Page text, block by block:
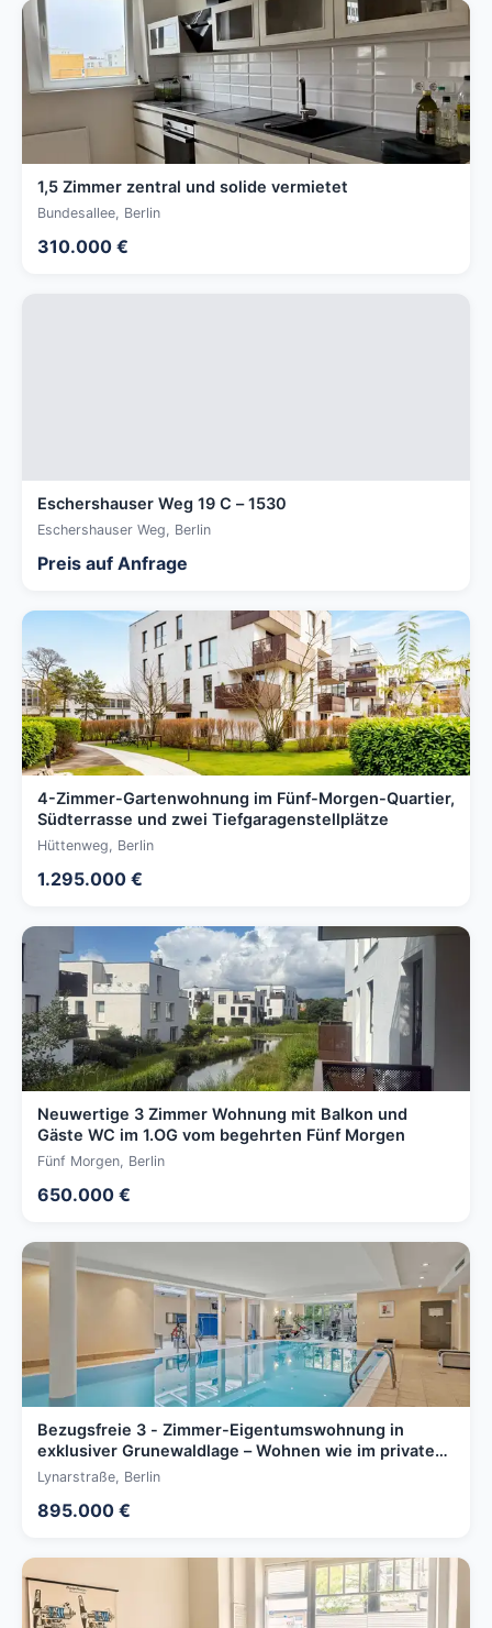
1,5 Zimmer zentral und solide vermietet
Bundesallee, Berlin
310.000 €
Eschershauser Weg 19 C – 1530
Eschershauser Weg, Berlin
Preis auf Anfrage
4-Zimmer-Gartenwohnung im Fünf-Morgen-Quartier,
Südterrasse und zwei Tiefgaragenstellplätze
Hüttenweg, Berlin
1.295.000 €
Neuwertige 3 Zimmer Wohnung mit Balkon und
Gäste WC im 1.OG vom begehrten Fünf Morgen
Fünf Morgen, Berlin
650.000 €
Bezugsfreie 3 - Zimmer-Eigentumswohnung in
exklusiver Grunewaldlage – Wohnen wie im privaten
Resort
Lynarstraße, Berlin
895.000 €